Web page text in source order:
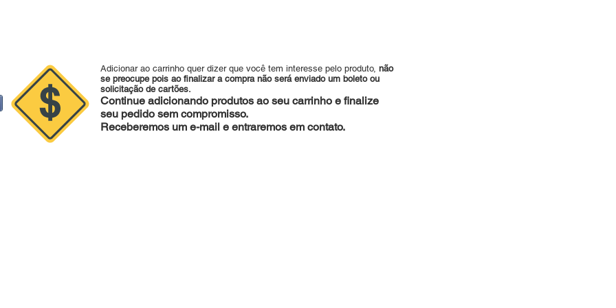
Adicionar ao carrinho quer dizer que você tem interesse pelo produto, não
se preocupe pois ao finalizar a compra não será enviado um boleto ou
solicitação de cartões.
Continue adicionando produtos ao seu carrinho e finalize
seu pedido sem compromisso.
Receberemos um e-mail e entraremos em contato.